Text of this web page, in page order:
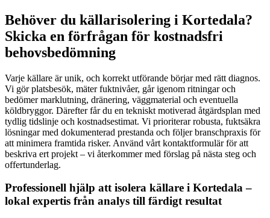
Behöver du källarisolering i Kortedala?
Skicka en förfrågan för kostnadsfri
behovsbedömning
Varje källare är unik, och korrekt utförande börjar med rätt diagnos.
Vi gör platsbesök, mäter fuktnivåer, går igenom ritningar och
bedömer marklutning, dränering, väggmaterial och eventuella
köldbryggor. Därefter får du en tekniskt motiverad åtgärdsplan med
tydlig tidslinje och kostnadsestimat. Vi prioriterar robusta, fuktsäkra
lösningar med dokumenterad prestanda och följer branschpraxis för
att minimera framtida risker. Använd vårt kontaktformulär för att
beskriva ert projekt – vi återkommer med förslag på nästa steg och
offertunderlag.
Professionell hjälp att isolera källare i Kortedala –
lokal expertis från analys till färdigt resultat